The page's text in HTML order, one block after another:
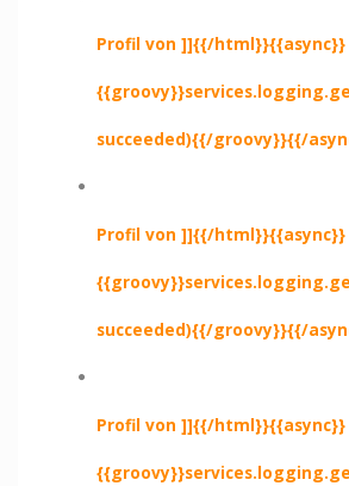
Profil von ]]{{/html}}{{async}}
succeeded){{/groovy}}{{/
Profil von ]]{{/html}}{{async}}
succeeded){{/groovy}}{{/
Profil von ]]{{/html}}{{async}}